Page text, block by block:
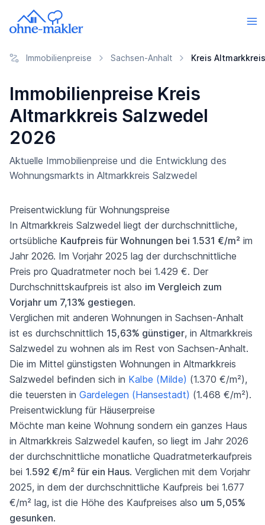
Immobilienpreise Sachsen-Anhalt Kreis
Immobilienpreise Kreis
Altmarkkreis Salzwedel
2026
Aktuelle Immobilienpreise und die Entwicklung des
Wohnungsmarkts in Altmarkkreis Salzwedel
Preisentwicklung für Wohnungspreise
In Altmarkkreis Salzwedel liegt der durchschnittliche,
ortsübliche Kaufpreis für Wohnungen bei 1.531 €/m² im
Jahr 2026. Im Vorjahr 2025 lag der durchschnittliche
Preis pro Quadratmeter noch bei 1.429 €. Der
Durchschnittskaufpreis ist also im Vergleich zum
Vorjahr um 7,13% gestiegen.
Verglichen mit anderen Wohnungen in Sachsen-Anhalt
ist es durchschnittlich 15,63% günstiger, in Altmarkkreis
Salzwedel zu wohnen als im Rest von Sachsen-Anhalt.
Die im Mittel günstigsten Wohnungen in Altmarkkreis
Salzwedel befinden sich in Kalbe (Milde) (1.370 €/m²),
die teuersten in Gardelegen (Hansestadt) (1.468 €/m²).
Preisentwicklung für Häuserpreise
Möchte man keine Wohnung sondern ein ganzes Haus
in Altmarkkreis Salzwedel kaufen, so liegt im Jahr 2026
der durchschnittliche monatliche Quadratmeterkaufpreis
bei 1.592 €/m² für ein Haus. Verglichen mit dem Vorjahr
2025, in dem der durchschnittliche Kaufpreis bei 1.677
€/m² lag, ist die Höhe des Kaufpreises also um 5,05%
gesunken.